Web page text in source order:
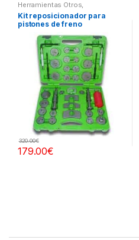
Herramientas Otros,
Herramientas Frenos y
Refrigeración
Kit reposicionador para
pistones de freno
179.00€
320.00€